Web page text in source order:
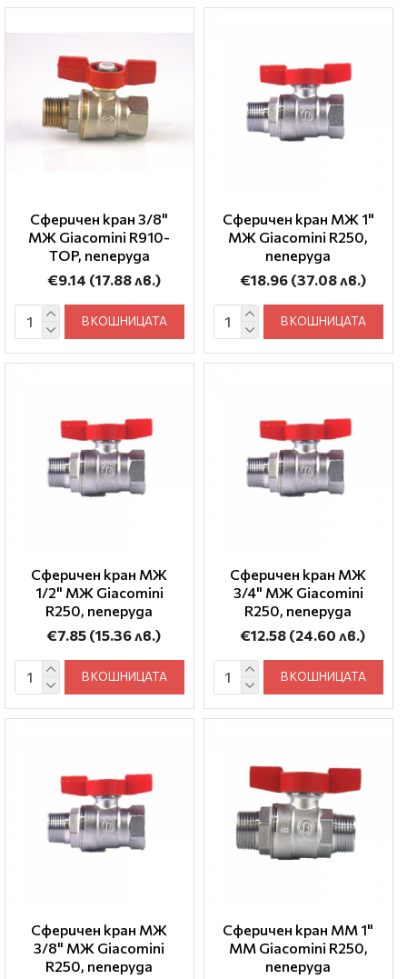
Сферичен кран 3/8"
МЖ Giacomini R910-
TOP, пеперуда
€9.14 (17.88 лв.)
В КОШНИЦАТА
Сферичен кран МЖ 1"
МЖ Giacomini R250,
пеперуда
€18.96 (37.08 лв.)
В КОШНИЦАТА
Сферичен кран МЖ
1/2" МЖ Giacomini
R250, пеперуда
€7.85 (15.36 лв.)
В КОШНИЦАТА
Сферичен кран МЖ
3/4" МЖ Giacomini
R250, пеперуда
€12.58 (24.60 лв.)
В КОШНИЦАТА
Сферичен кран МЖ
3/8" МЖ Giacomini
R250, пеперуда
Сферичен кран ММ 1"
MM Giacomini R250,
пеперуда